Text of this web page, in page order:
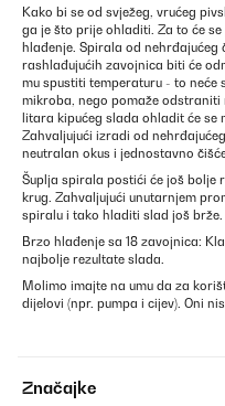
Kako bi se od svježeg, vrućeg
ga je što prije ohladiti. Za to će
hlađenje. Spirala od nehrđajućeg
rashlađujućih zavojnica biti će
mu spustiti temperaturu - to neće
mikroba, nego pomaže odstraniti
litara kipućeg slada ohladit će se
Zahvaljujući izradi od
neutralan okus i jednostavno
Šuplja spirala postići će još bolje
krug. Zahvaljujući unutarnjem
spiralu i tako hladiti slad još brže.
Brzo hlađenje sa 18 zavojnica:
najbolje rezultate slada.
Molimo imajte na umu da za
dijelovi (npr. pumpa i cijev). Oni
Značajke